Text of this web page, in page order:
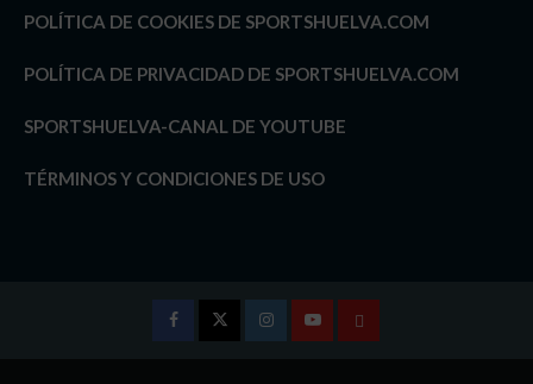
POLÍTICA DE COOKIES DE SPORTSHUELVA.COM
POLÍTICA DE PRIVACIDAD DE SPORTSHUELVA.COM
SPORTSHUELVA-CANAL DE YOUTUBE
TÉRMINOS Y CONDICIONES DE USO
InstagramYoutubeTÉRMINOS